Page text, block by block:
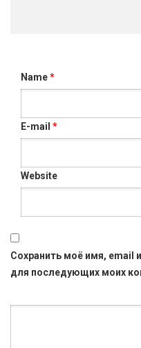
Name*
E-mail *
Website
Сохранить моё имя, email
для последующих моих